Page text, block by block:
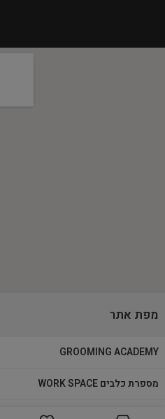
מפת אתר
GROOMING ACADEMY
מספרת כלבים WORK SPACE
מוצרי טיפוח